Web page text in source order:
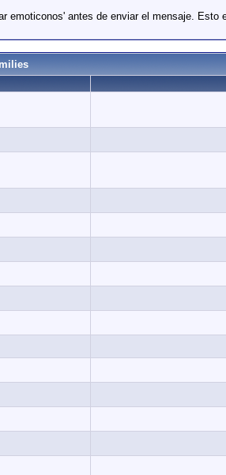
antes de enviar el mensaje.